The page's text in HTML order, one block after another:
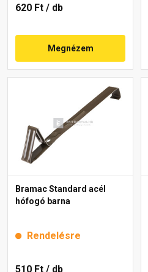
620 Ft / db
Megnézem
Bramac Standard acél
hófogó barna
Rendelésre
510 Ft / db